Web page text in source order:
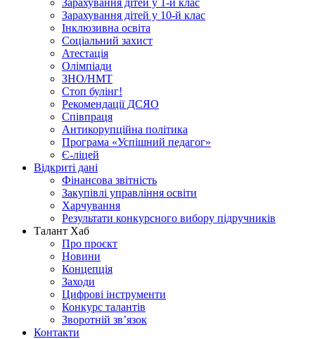
Зарахування дітей у 1-й клас
Зарахування дітей у 10-й клас
Інклюзивна освіта
Соціальний захист
Атестація
Олімпіади
ЗНО/НМТ
Стоп булінг!
Рекомендації ДСЯО
Співпраця
Антикорупційна політика
Програма «Успішний педагог»
Є-ліцей
Відкриті дані
Фінансова звітність
Закупівлі управління освіти
Харчування
Результати конкурсного вибору підручників
Талант Хаб
Про проєкт
Новини
Концепція
Заходи
Цифрові інструменти
Конкурс талантів
Зворотній зв’язок
Контакти